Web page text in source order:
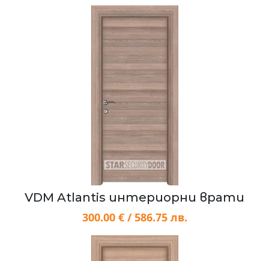
VDM Atlantis интериорни врати
300.00 € / 586.75 лв.